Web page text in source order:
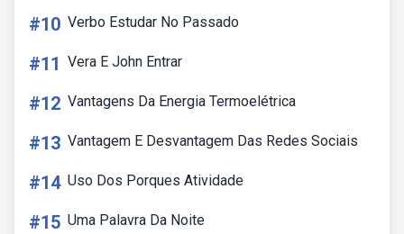
#10 Verbo Estudar No Passado
#11 Vera E John Entrar
#12 Vantagens Da Energia Termoelétrica
#13 Vantagem E Desvantagem Das Redes Sociais
#14 Uso Dos Porques Atividade
#15 Uma Palavra Da Noite